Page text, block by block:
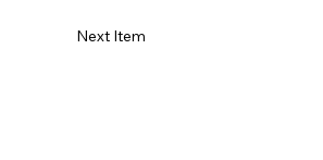
Next Item